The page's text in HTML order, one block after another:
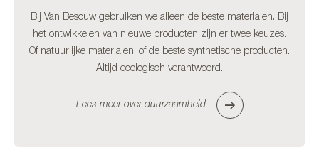
Bij Van Besouw gebruiken we alleen de beste materialen. Bij
het ontwikkelen van nieuwe producten zijn er twee keuzes.
Of natuurlijke materialen, of de beste synthetische producten.
Altijd ecologisch verantwoord.
Lees meer over duurzaamheid